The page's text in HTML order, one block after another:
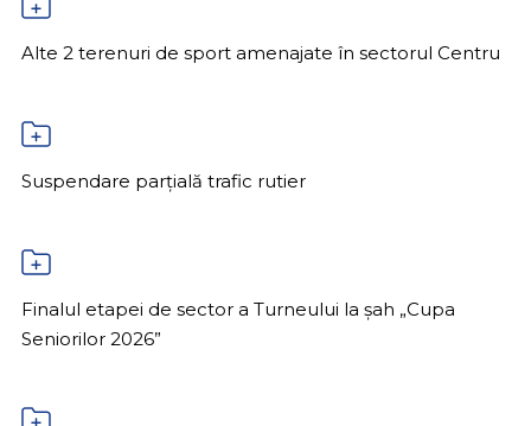
Alte 2 terenuri de sport amenajate în sectorul Centru
Suspendare parțială trafic rutier
Finalul etapei de sector a Turneului la șah „Cupa
Seniorilor 2026”